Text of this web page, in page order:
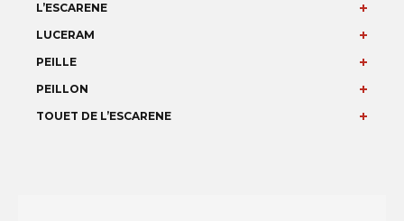
L’ESCARENE
LUCERAM
PEILLE
PEILLON
TOUET DE L’ESCARENE